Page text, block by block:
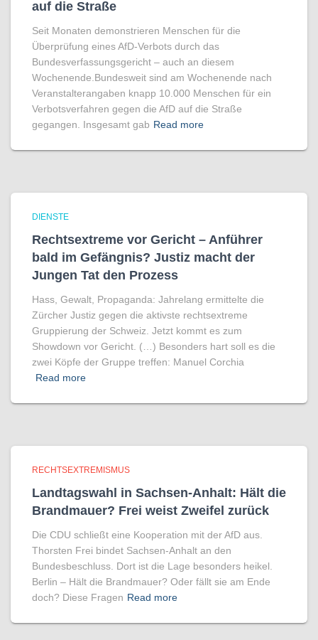
auf die Straße
Seit Monaten demonstrieren Menschen für die
Überprüfung eines AfD-Verbots durch das
Bundesverfassungsgericht – auch an diesem
Wochenende.Bundesweit sind am Wochenende nach
Veranstalterangaben knapp 10.000 Menschen für ein
Verbotsverfahren gegen die AfD auf die Straße
gegangen. Insgesamt gab Read more
DIENSTE
Rechtsextreme vor Gericht – Anführer
bald im Gefängnis? Justiz macht der
Jungen Tat den Prozess
Hass, Gewalt, Propaganda: Jahrelang ermittelte die
Zürcher Justiz gegen die aktivste rechtsextreme
Gruppierung der Schweiz. Jetzt kommt es zum
Showdown vor Gericht. (…) Besonders hart soll es die
zwei Köpfe der Gruppe treffen: Manuel Corchia
Read more
RECHTSEXTREMISMUS
Landtagswahl in Sachsen-Anhalt: Hält die
Brandmauer? Frei weist Zweifel zurück
Die CDU schließt eine Kooperation mit der AfD aus.
Thorsten Frei bindet Sachsen-Anhalt an den
Bundesbeschluss. Dort ist die Lage besonders heikel.
Berlin – Hält die Brandmauer? Oder fällt sie am Ende
doch? Diese Fragen Read more